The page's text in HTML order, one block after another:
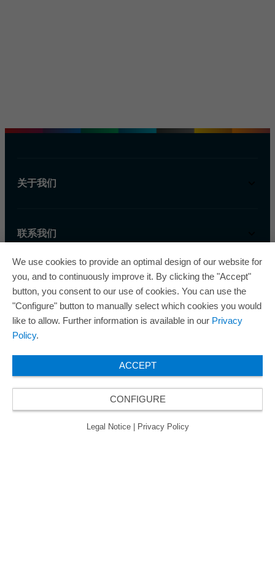
关于我们
联系我们
欧瑞飞已五次荣获“最佳管理企业奖”，因此获得
© 2026 ORAFOL Europe GmbH. ­All rights reserved.
Legal Notice
Privacy Policy
We use cookies to provide an optimal design of our website for
you, and to continuously improve it. By clicking the "Accept"
button, you consent to our use of cookies. You can use the
"Configure" button to manually select which cookies you would
like to allow. Further information is available in our Privacy
Policy.
ACCEPT
CONFIGURE
Legal Notice Privacy Policy